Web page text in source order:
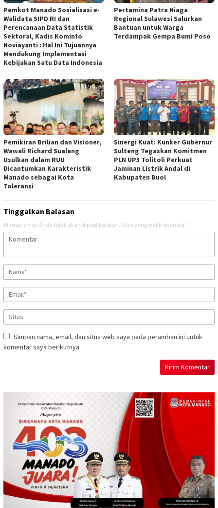
Pemkot Manado Sosialisasi e-
Walidata SIPD RI dan
Perencanaan Data Statistik
Sektoral, Kadis Kominfo
Noviayanti : Hal Ini Tujuannya
Mendukung Implementasi
Kebijakan Satu Data Indonesia
Pertamina Patra Niaga
Regional Sulawesi Salurkan
Bantuan untuk Warga
Terdampak Gempa Bumi Poso
Pemikiran Brilian dan Visioner,
Wawali Richard Sualang
Usulkan dalam RUU
Dicantumkan Karakteristik
Manado sebagai Kota
Toleransi
Sinergi Kuat: Kunker Gubernur
Sulteng Tegaskan Komitmen
PLN UP3 Tolitoli Perkuat
Jaminan Listrik Andal di
Kabupaten Buol
Tinggalkan Balasan
Alamat email Anda tidak akan dipublikasikan. Ruas yang wajib ditandai *
Simpan nama, email, dan situs web saya pada peramban ini untuk
komentar saya berikutnya.